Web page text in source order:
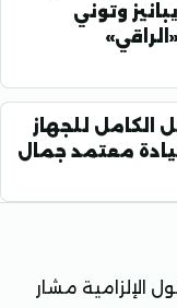
وتوني
للجهاز
معتمد جمال
مشار